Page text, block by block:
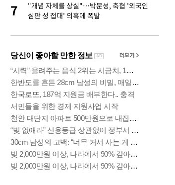
7
"개념 자체를 상실"…박문성, 축협 '외국인
심판 성 접대' 의혹에 폭발